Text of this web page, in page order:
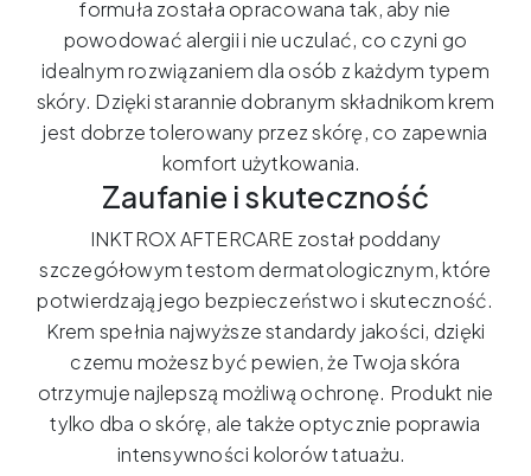
formuła została opracowana tak, aby nie
powodować alergii i nie uczulać, co czyni go
idealnym rozwiązaniem dla osób z każdym typem
skóry. Dzięki starannie dobranym składnikom krem
jest dobrze tolerowany przez skórę, co zapewnia
komfort użytkowania.
Zaufanie i skuteczność
INKTROX AFTERCARE został poddany
szczegółowym testom dermatologicznym, które
potwierdzają jego bezpieczeństwo i skuteczność.
Krem spełnia najwyższe standardy jakości, dzięki
czemu możesz być pewien, że Twoja skóra
otrzymuje najlepszą możliwą ochronę. Produkt nie
tylko dba o skórę, ale także optycznie poprawia
intensywności kolorów tatuażu.